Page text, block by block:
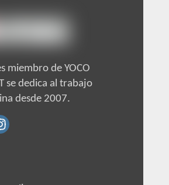
miembro de YOCO
se dedica al trabajo
desde 2007.